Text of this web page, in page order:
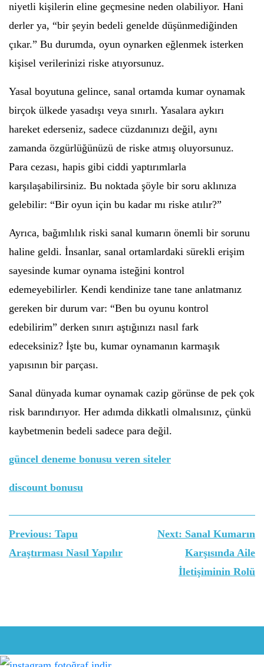
niyetli kişilerin eline geçmesine neden olabiliyor. Hani
derler ya, “bir şeyin bedeli genelde düşünmediğinden
çıkar.” Bu durumda, oyun oynarken eğlenmek isterken
kişisel verilerinizi riske atıyorsunuz.
Yasal boyutuna gelince, sanal ortamda kumar oynamak
birçok ülkede yasadışı veya sınırlı. Yasalara aykırı
hareket ederseniz, sadece cüzdanınızı değil, aynı
zamanda özgürlüğünüzü de riske atmış oluyorsunuz.
Para cezası, hapis gibi ciddi yaptırımlarla
karşılaşabilirsiniz. Bu noktada şöyle bir soru aklınıza
gelebilir: “Bir oyun için bu kadar mı riske atılır?”
Ayrıca, bağımlılık riski sanal kumarın önemli bir sorunu
haline geldi. İnsanlar, sanal ortamlardaki sürekli erişim
sayesinde kumar oynama isteğini kontrol
edemeyebilirler. Kendi kendinize tane tane anlatmanız
gereken bir durum var: “Ben bu oyunu kontrol
edebilirim” derken sınırı aştığınızı nasıl fark
edeceksiniz? İşte bu, kumar oynamanın karmaşık
yapısının bir parçası.
Sanal dünyada kumar oynamak cazip görünse de pek çok
risk barındırıyor. Her adımda dikkatli olmalısınız, çünkü
kaybetmenin bedeli sadece para değil.
güncel deneme bonusu veren siteler
discount bonusu
Yazı
gezinmesi
Previous: Tapu
Araştırması Nasıl Yapılır
Next: Sanal Kumarın
Karşısında Aile
İletişiminin Rolü